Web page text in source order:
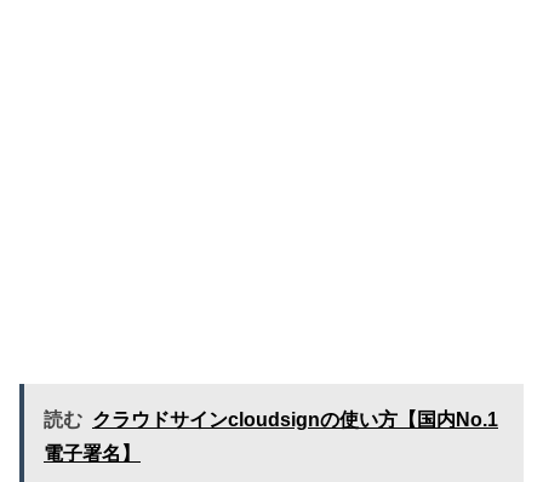
読む クラウドサインcloudsignの使い方【国内No.1
電子署名】